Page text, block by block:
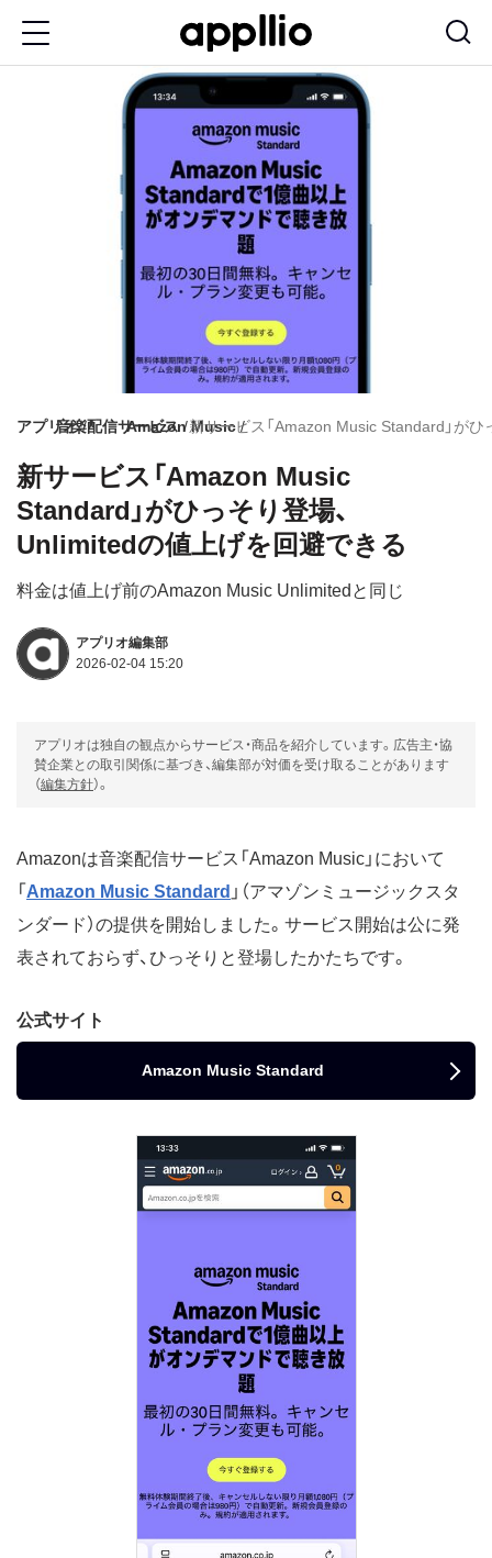
アプリオ音楽配信サービスAmazon Music新サービス「Amazon Music Standard」が
新サービス「Amazon Music
Standard」がひっそり登場、
Unlimitedの値上げを回避できる
料金は値上げ前のAmazon Music Unlimitedと同じ
アプリオ編集部
2026-02-04 15:20
アプリオは独自の観点からサービス・商品を紹介しています。広告主・協
賛企業との取引関係に基づき、編集部が対価を受け取ることがあります
（編集方針）。
Amazonは音楽配信サービス「Amazon Music」において
「 Amazon Music Standard 」（アマゾンミュージックスタ
ンダード）の提供を開始しました。サービス開始は公に発
表されておらず、ひっそりと登場したかたちです。
公式サイト
Amazon Music Standard